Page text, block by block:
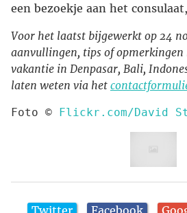
een bezoekje aan het
Voor het laatst bijgewerkt op 24
aanvullingen, tips of opmerkingen
vakantie in Denpasar, Bali,
laten weten via het
Foto © Flickr.com/David